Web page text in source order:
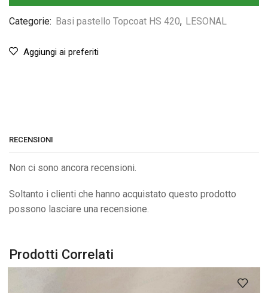
Categorie: Basi pastello Topcoat HS 420, LESONAL
Aggiungi ai preferiti
RECENSIONI
Non ci sono ancora recensioni.
Soltanto i clienti che hanno acquistato questo prodotto
possono lasciare una recensione.
Prodotti Correlati